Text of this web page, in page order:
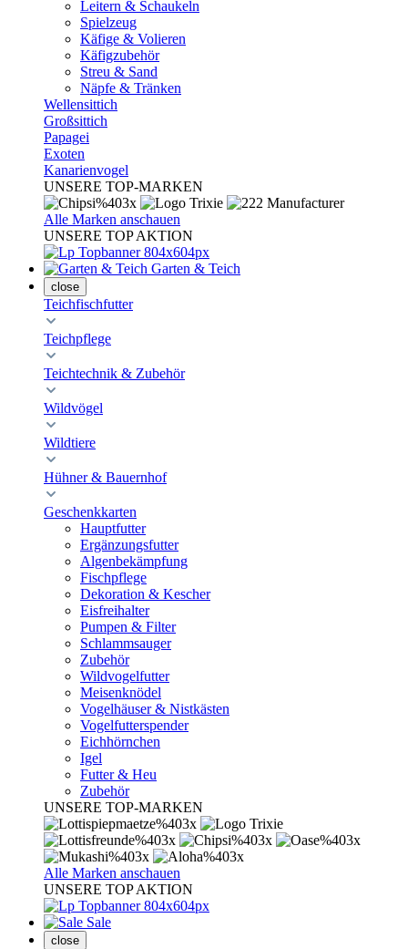
Leitern & Schaukeln
Spielzeug
Käfige & Volieren
Käfigzubehör
Streu & Sand
Näpfe & Tränken
Wellensittich
Großsittich
Papagei
Exoten
Kanarienvogel
UNSERE TOP-MARKEN
Alle Marken anschauen
UNSERE TOP AKTION
Garten & Teich
close
Teichfischfutter
Teichpflege
Teichtechnik & Zubehör
Wildvögel
Wildtiere
Hühner & Bauernhof
Geschenkkarten
Hauptfutter
Ergänzungsfutter
Algenbekämpfung
Fischpflege
Dekoration & Kescher
Eisfreihalter
Pumpen & Filter
Schlammsauger
Zubehör
Wildvogelfutter
Meisenknödel
Vogelhäuser & Nistkästen
Vogelfutterspender
Eichhörnchen
Igel
Futter & Heu
Zubehör
UNSERE TOP-MARKEN
Alle Marken anschauen
UNSERE TOP AKTION
Sale
close